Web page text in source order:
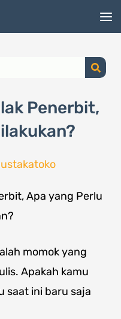
Penerbit,
momok yang
Apakah kamu
saat ini baru saja